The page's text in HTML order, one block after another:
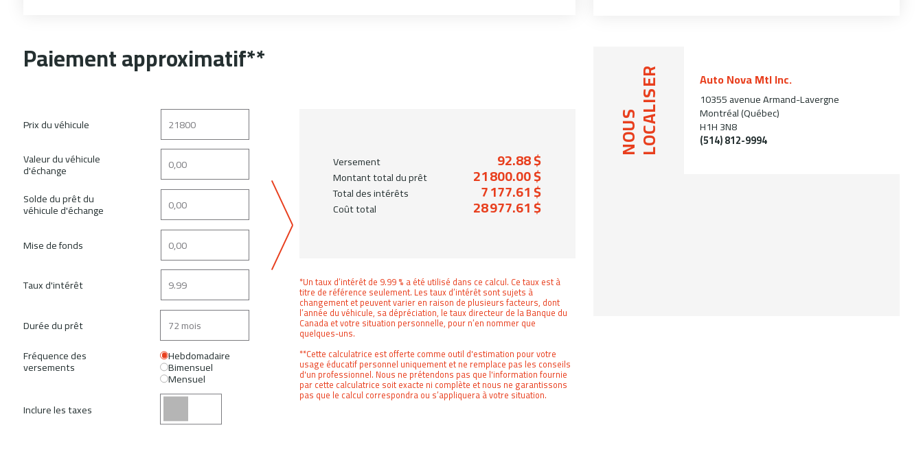
Paiement approximatif**
Prix du véhicule
Valeur du véhicule
d'échange
Solde du prêt du
véhicule d'échange
Mise de fonds
Taux d'intérêt
Durée du prêt
Fréquence des
versements
Hebdomadaire
Bimensuel
Mensuel
Inclure les taxes
Versement 92.88 $
Montant total du prêt 21 800.00 $
Total des intérêts 7 177.61 $
Coût total 28 977.61 $
*Un taux d’intérêt de 9.99 % a été utilisé dans ce calcul. Ce taux est à
titre de référence seulement. Les taux d’intérêt sont sujets à
changement et peuvent varier en raison de plusieurs facteurs, dont
l’année du véhicule, sa dépréciation, le taux directeur de la Banque du
Canada et votre situation personnelle, pour n’en nommer que
quelques-uns.
**Cette calculatrice est offerte comme outil d'estimation pour votre
usage éducatif personnel uniquement et ne remplace pas les conseils
d'un professionnel. Nous ne prétendons pas que l'information fournie
par cette calculatrice soit exacte ni complète et nous ne garantissons
pas que le calcul correspondra ou s’appliquera à votre situation.
NOUSLOCALISER Auto Nova Mtl Inc.
10355 avenue Armand-Lavergne
Montréal (Québec)
H1H 3N8
(514) 812-9994